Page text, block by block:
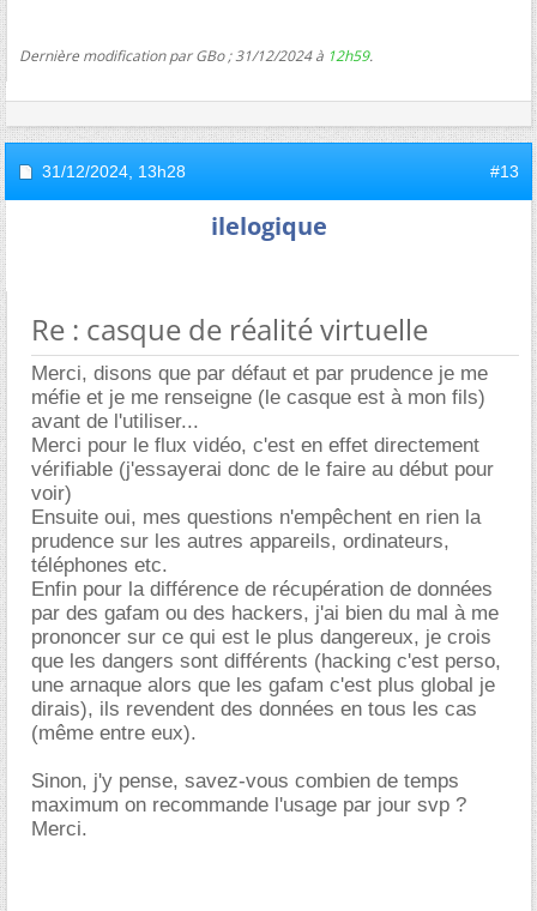
Dernière modification par GBo ; 31/12/2024 à 12h59.
31/12/2024, 13h28 #13
ilelogique
Re : casque de réalité virtuelle
Merci, disons que par défaut et par prudence je me
méfie et je me renseigne (le casque est à mon fils)
avant de l'utiliser...
Merci pour le flux vidéo, c'est en effet directement
vérifiable (j'essayerai donc de le faire au début pour
voir)
Ensuite oui, mes questions n'empêchent en rien la
prudence sur les autres appareils, ordinateurs,
téléphones etc.
Enfin pour la différence de récupération de données
par des gafam ou des hackers, j'ai bien du mal à me
prononcer sur ce qui est le plus dangereux, je crois
que les dangers sont différents (hacking c'est perso,
une arnaque alors que les gafam c'est plus global je
dirais), ils revendent des données en tous les cas
(même entre eux).
Sinon, j'y pense, savez-vous combien de temps
maximum on recommande l'usage par jour svp ?
Merci.